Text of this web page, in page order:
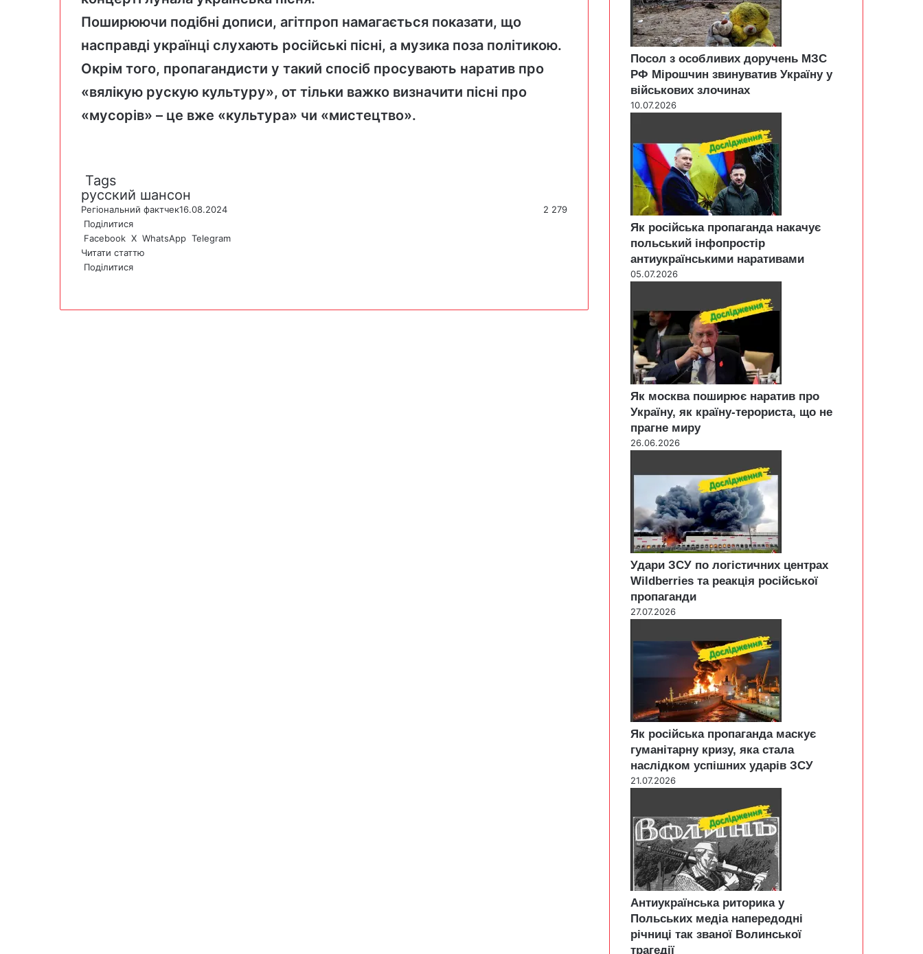
Поширюючи подібні дописи, агітпроп намагається показати, що
насправді українці слухають російські пісні, а музика поза політикою.
Окрім того, пропагандисти у такий спосіб просувають наратив про
«вялікую рускую культуру», от тільки важко визначити пісні про
«мусорів» – це вже «культура» чи «мистецтво».
Tags
русский шансон
Регіональний фактчек16.08.2024
2 279
Поділитися
Facebook X WhatsApp Telegram
Читати статтю
Поділитися
calb
i
Посол з особливих доручень МЗС
РФ Мірошчин звинуватив Україну у
військових злочинах
10.07.2026
Як російська пропаганда накачує
польський інфопростір
антиукраїнськими наративами
05.07.2026
Як москва поширює наратив про
Україну, як країну-терориста, що не
прагне миру
26.06.2026
Удари ЗСУ по логістичних центрах
Wildberries та реакція російської
пропаганди
27.07.2026
Як російська пропаганда маскує
гуманітарну кризу, яка стала
наслідком успішних ударів ЗСУ
21.07.2026
Антиукраїнська риторика у
Польських медіа напередодні
річниці так званої Волинської
трагедії